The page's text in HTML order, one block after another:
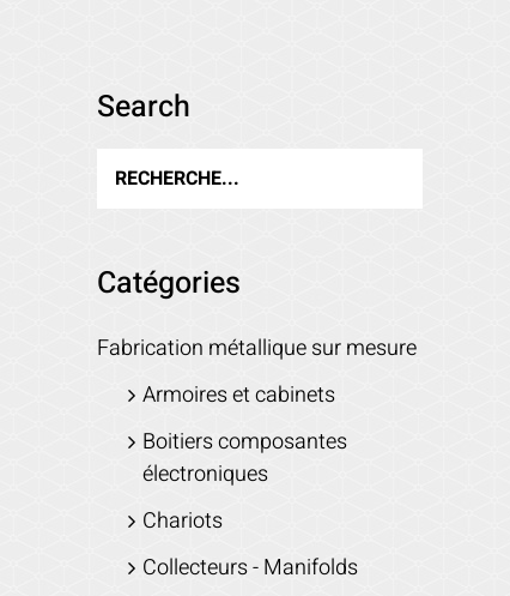
Search
Catégories
Fabrication métallique sur mesure
Armoires et cabinets
Boitiers composantes
électroniques
Chariots
Collecteurs - Manifolds